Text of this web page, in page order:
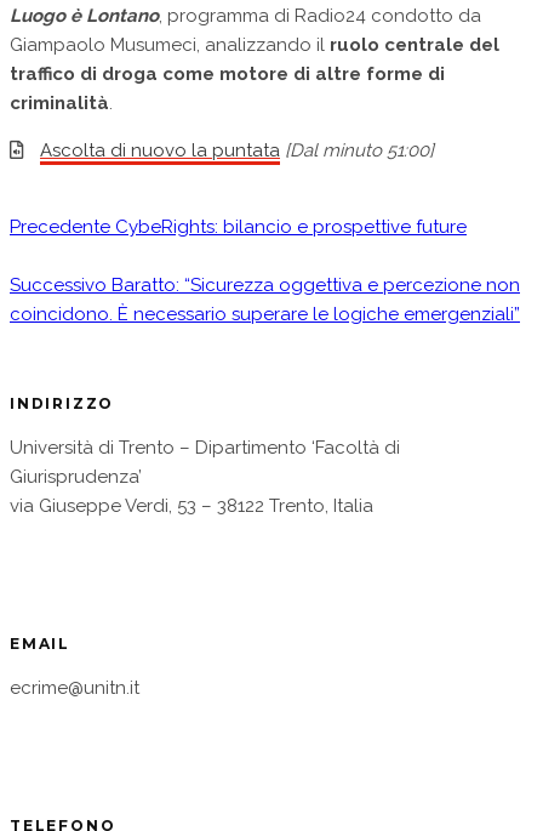
Luogo è Lontano, programma di Radio24 condotto da
Giampaolo Musumeci, analizzando il ruolo centrale del
traffico di droga come motore di altre forme di
criminalità.
Ascolta di nuovo la puntata [Dal minuto 51:00]
Precedente CybeRights: bilancio e prospettive future
Successivo Baratto: “Sicurezza oggettiva e percezione non
coincidono. È necessario superare le logiche emergenziali”
INDIRIZZO
Università di Trento – Dipartimento ‘Facoltà di
Giurisprudenza’
via Giuseppe Verdi, 53 – 38122 Trento, Italia
EMAIL
ecrime@unitn.it
TELEFONO